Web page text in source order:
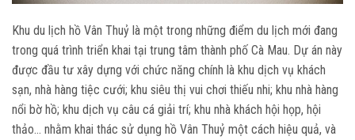
Khu du lịch hồ Vân Thuỷ là một trong những điểm du lịch mới đang
trong quá trình triển khai tại trung tâm thành phố Cà Mau. Dự án này
được đầu tư xây dựng với chức năng chính là khu dịch vụ khách
sạn, nhà hàng tiệc cưới; khu siêu thị vui chơi thiếu nhi; khu nhà hàng
nổi bờ hồ; khu dịch vụ câu cá giải trí; khu nhà khách hội họp, hội
thảo… nhằm khai thác sử dụng hồ Vân Thuỷ một cách hiệu quả, và